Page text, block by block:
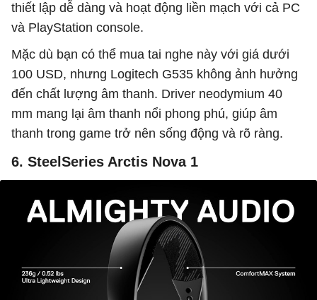
thiết lập dễ dàng và hoạt động liền mạch với cả PC
và PlayStation console.
Mặc dù bạn có thể mua tai nghe này với giá dưới
100 USD, nhưng Logitech G535 không ảnh hưởng
đến chất lượng âm thanh. Driver neodymium 40
mm mang lại âm thanh nổi phong phú, giúp âm
thanh trong game trở nên sống động và rõ ràng.
6. SteelSeries Arctis Nova 1